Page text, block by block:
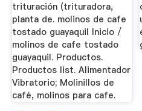
trituración (trituradora,
planta de. molinos de cafe
tostado guayaquil Inicio /
molinos de cafe tostado
guayaquil. Productos.
Productos list. Alimentador
Vibratorio; Molinillos de
café, molinos para cafe.